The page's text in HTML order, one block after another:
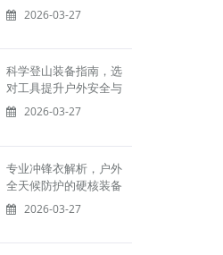
2026-03-27
科学登山装备指南，选
对工具提升户外安全与
2026-03-27
专业冲锋衣解析，户外
全天候防护的硬核装备
2026-03-27